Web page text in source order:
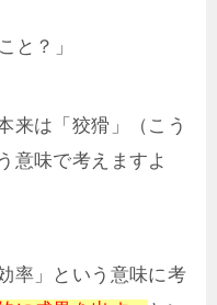
と？」
来は「狡猾」（こう
意味で考えますよ
率」という意味に考